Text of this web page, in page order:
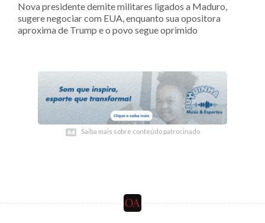
Nova presidente demite militares ligados a Maduro,
sugere negociar com EUA, enquanto sua opositora
aproxima de Trump e o povo segue oprimido
Saiba mais sobre conteúdo patrocinado
Saiba mais sobre conteúdo patrocinado